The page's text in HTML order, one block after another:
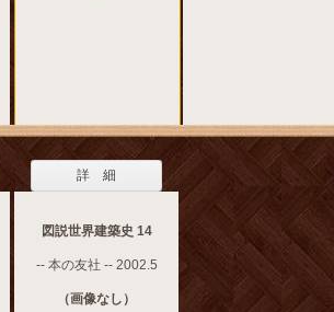
詳 細
図説世界建築史 14
-- 本の友社 -- 2002.5
（画像なし）